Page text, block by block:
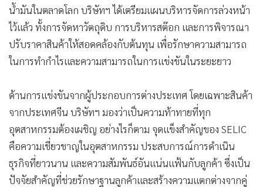
น้ำมันในตลาดโลก บริษัทฯ ได้เตรียมแผนบริหารจัดการล่วงหน้า
ไว้แล้ว ทั้งการจัดหาวัตถุดิบ การบริหารสต๊อก และการพิจารณา
ปรับราคาสินค้าให้สอดคล้องกับต้นทุน เพื่อรักษาความสามารถ
ในการทำกำไรและความสามารถในการแข่งขันในระยะยาว
ด้านการแข่งขันจากผู้ประกอบการต่างประเทศ โดยเฉพาะสินค้า
จากประเทศจีน บริษัทฯ มองว่าเป็นความท้าทายที่ทุก
อุตสาหกรรมต้องเผชิญ อย่างไรก็ตาม จุดแข็งสำคัญของ SELIC
คือความเชี่ยวชาญในอุตสาหกรรม ประสบการณ์การดำเนิน
ธุรกิจที่ยาวนาน และความสัมพันธ์อันแน่นแฟ้นกับลูกค้า ซึ่งเป็น
ปัจจัยสำคัญที่ช่วยรักษาฐานลูกค้าและสร้างความแตกต่างจากคู่